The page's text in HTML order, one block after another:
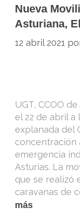
Nueva
Asturiana,
12 abril 2021
UGT, CCOO
el 22 de abril a
explanada del
concentración
emergencia
Asturias. La
que se realizó
caravanas de
más